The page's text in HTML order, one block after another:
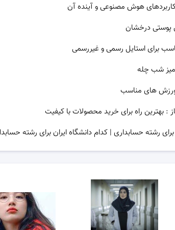
هوش مصنوعی و آینده آن
برای استایل رسمی و غیررسمی
میز شب چله
ورزش های مناسب
: بهترین راه برای خرید محصولات با کیفیت
رشته حسابداری | کدام دانشگاه ایران برای رشته